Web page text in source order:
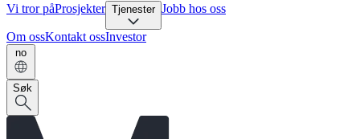
Vi tror påProsjekter Tjenester Jobb hos oss
Om ossKontakt ossInvestor
no
Søk